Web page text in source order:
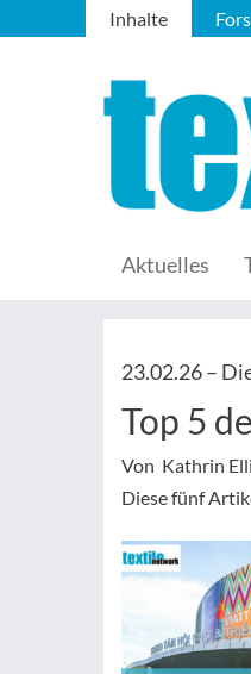
Inhalte
Aktuelles
23.02.26 –
Top 5
Von Kathrin
Diese fünf